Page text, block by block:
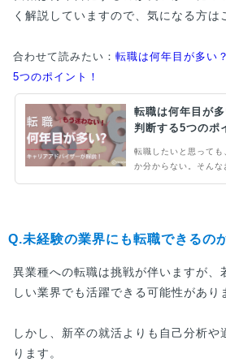
く解説していますので、気になる方は
合わせて読みたい： 転職は何年目が多い
5つのポイント！
転職は何年目が
判断する5つのポ
転職したいと思って
か分からない。そんな
ポイントを解説します
Q.未経験の業界にも転職できるの
異業種への転職は挑戦が伴いますが、
しい業界でも活躍できる可能性があり
しかし、新卒の就活よりも自己分析や
ります。